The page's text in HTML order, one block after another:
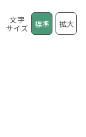
文字
サイズ
標準 拡大